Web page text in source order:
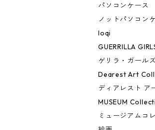
パソコンケース
ノットパソコン
loqi
GUERRILLA
ゲリラ・ガール
Dearest Art
ディアレスト ア
MUSEUM
ミュージアムコ